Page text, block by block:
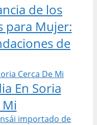
de los
para Mujer:
de
En Soria
Mi